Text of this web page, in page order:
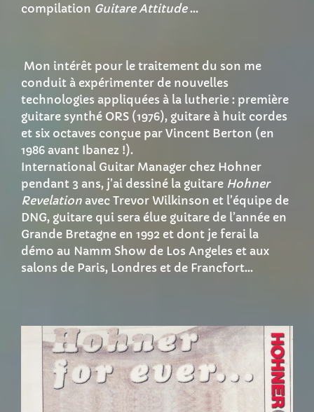
compilation Guitare Attitude…
Mon intérêt pour le traitement du son me
conduit à expérimenter de nouvelles
technologies appliquées à la lutherie : première
guitare synthé ORS (1976), guitare à huit cordes
et six octaves conçue par Vincent Berton (en
1986 avant Ibanez !).
International Guitar Manager chez Hohner
pendant 3 ans, j’ai dessiné la guitare Hohner
Revelation avec Trevor Wilkinson et l’équipe de
DNG, guitare qui sera élue guitare de l’année en
Grande Bretagne en 1992 et dont je ferai la
démo au Namm Show de Los Angeles et aux
salons de Paris, Londres et de Francfort…